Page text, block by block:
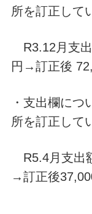
所を訂正して
R3.12月支
円→訂正後
・支出欄につ
所を訂正して
R5.4月支出
→訂正後